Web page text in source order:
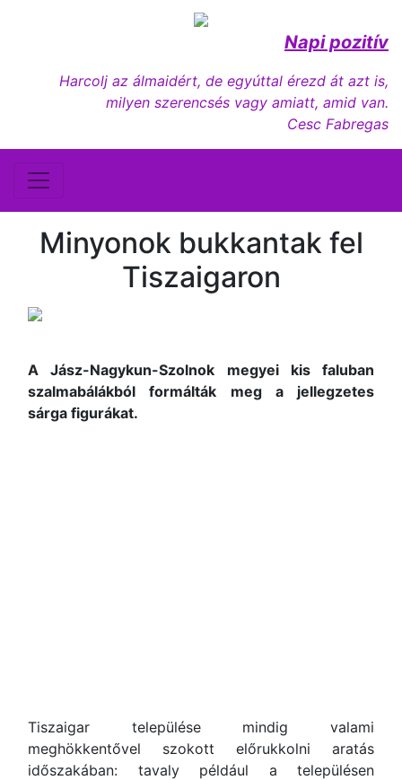
Napi pozitív
Harcolj az álmaidért, de egyúttal érezd át azt is,
milyen szerencsés vagy amiatt, amid van.
Cesc Fabregas
Minyonok bukkantak fel
Tiszaigaron
A Jász-Nagykun-Szolnok megyei kis faluban
szalmabálákból formálták meg a jellegzetes
sárga figurákat.
Tiszaigar települése mindig valami
meghökkentővel szokott előrukkolni aratás
időszakában: tavaly például a településen